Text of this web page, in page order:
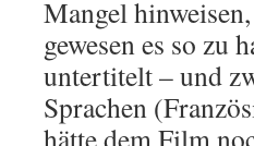
Mangel hinweisen,
gewesen es so zu
untertitelt – und
Sprachen
hätte dem Film